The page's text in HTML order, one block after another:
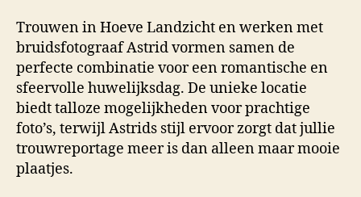
Trouwen in Hoeve Landzicht en werken met
bruidsfotograaf Astrid vormen samen de
perfecte combinatie voor een romantische en
sfeervolle huwelijksdag. De unieke locatie
biedt talloze mogelijkheden voor prachtige
foto’s, terwijl Astrids stijl ervoor zorgt dat jullie
trouwreportage meer is dan alleen maar mooie
plaatjes.